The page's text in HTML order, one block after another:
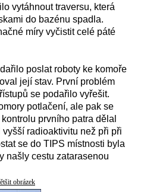
vytáhnout traversu, která
do bazénu spadla.
míry vyčistit celé páté
poslat roboty ke komoře
její stav. První problém
se podařilo vyřešit.
potlačení, ale pak se
prvního patra dělal
radioaktivitu než při při
se do TIPS místnosti byla
našly cestu zatarasenou
obrázek